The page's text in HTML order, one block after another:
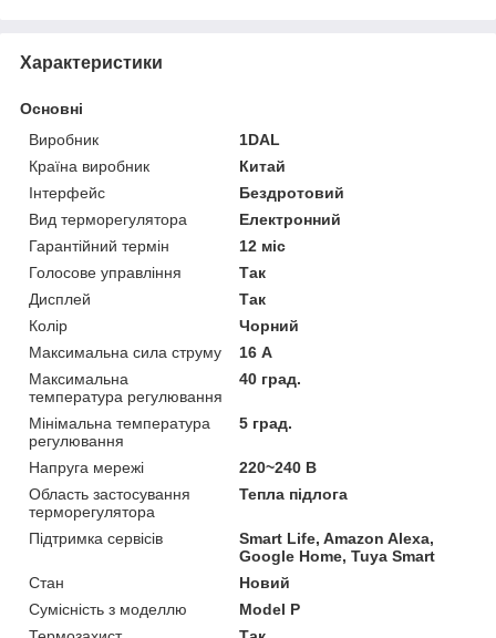
Характеристики
Основні
Виробник
1DAL
Країна виробник
Китай
Інтерфейс
Бездротовий
Вид терморегулятора
Електронний
Гарантійний термін
12 міс
Голосове управління
Так
Дисплей
Так
Колір
Чорний
Максимальна сила струму
16 А
Максимальна
температура регулювання
40 град.
Мінімальна температура
регулювання
5 град.
Напруга мережі
220~240 В
Область застосування
терморегулятора
Тепла підлога
Підтримка сервісів
Smart Life, Amazon Alexa,
Google Home, Tuya Smart
Стан
Новий
Сумісність з моделлю
Model P